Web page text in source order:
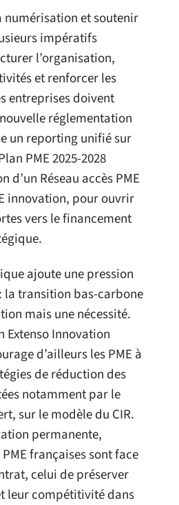
numérisation et soutenir
impératifs
l’organisation,
et renforcer les
entreprises doivent
réglementation
un reporting unifié sur
PME 2025-2028
d’un Réseau accès PME
innovation, pour ouvrir
vers le financement
ajoute une pression
la transition bas-carbone
mais une nécessité.
Extenso Innovation
d’ailleurs les PME à
de réduction des
notamment par le
sur le modèle du CIR.
permanente,
françaises sont face
celui de préserver
leur compétitivité dans